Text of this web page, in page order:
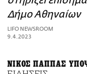
ΑΜΠΑ
PRINT
Δήμο Αθηναίων
LIFO NEWSROOM
9.4.2023
ΝΙΚΟΣ ΠΑΠΠΑΣ